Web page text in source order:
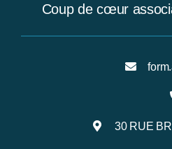
Coup de cœur
30 RUE